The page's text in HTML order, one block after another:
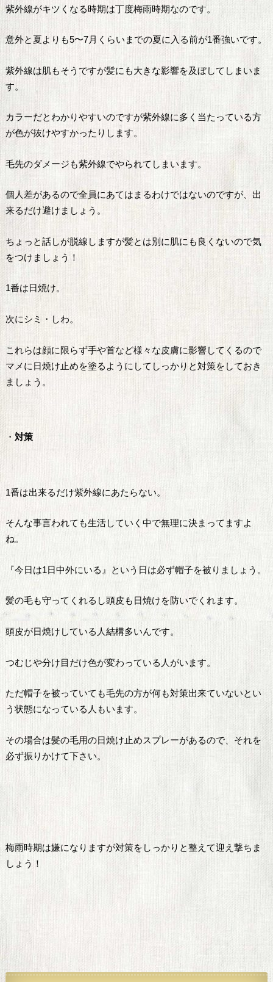
紫外線がキツくなる時期は丁度梅雨時期なのです。
意外と夏よりも5〜7月くらいまでの夏に入る前が1番強いです。
紫外線は肌もそうですが髪にも大きな影響を及ぼしてしまいま
す。
カラーだとわかりやすいのですが紫外線に多く当たっている方
が色が抜けやすかったりします。
毛先のダメージも紫外線でやられてしまいます。
個人差があるので全員にあてはまるわけではないのですが、出
来るだけ避けましょう。
ちょっと話しが脱線しますが髪とは別に肌にも良くないので気
をつけましょう！
1番は日焼け。
次にシミ・しわ。
これらは顔に限らず手や首など様々な皮膚に影響してくるので
マメに日焼け止めを塗るようにしてしっかりと対策をしておき
ましょう。
・ 対策
1番は出来るだけ紫外線にあたらない。
そんな事言われても生活していく中で無理に決まってますよ
ね。
『今日は1日中外にいる』という日は必ず帽子を被りましょう。
髪の毛も守ってくれるし頭皮も日焼けを防いでくれます。
頭皮が日焼けしている人結構多いんです。
つむじや分け目だけ色が変わっている人がいます。
ただ帽子を被っていても毛先の方が何も対策出来ていないとい
う状態になっている人もいます。
その場合は髪の毛用の日焼け止めスプレーがあるので、それを
必ず振りかけて下さい。
梅雨時期は嫌になりますが対策をしっかりと整えて迎え撃ちま
しょう！